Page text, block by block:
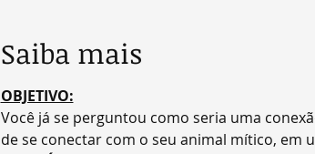
Saiba mais
OBJETIVO:
Você já se perguntou como seria uma
de se conectar com o seu animal mítico, em